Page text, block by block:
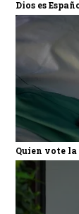
Dios es
Quien vote